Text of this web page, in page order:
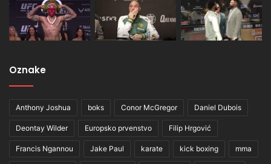
Oznake
Anthony Joshua boks Conor McGregor Daniel Dubois
Deontay Wilder Europsko prvenstvo Filip Hrgović
Francis Ngannou Jake Paul karate kick boxing mma